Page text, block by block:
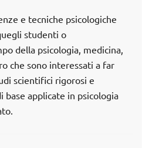
e tecniche psicologiche
studenti o
della psicologia, medicina,
che sono interessati a far
scientifici rigorosi e
base applicate in psicologia